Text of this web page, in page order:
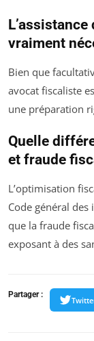
vraiment
Bien que
avocat fiscaliste
une préparation
Quelle
et fraude
L’optimisation
Code général
que la fraude
exposant à des
Partager :